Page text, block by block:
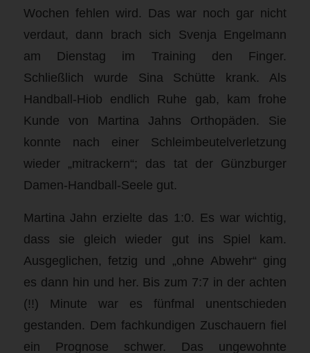
Wochen fehlen wird. Das war noch gar nicht
verdaut, dann brach sich Svenja Engelmann
am Dienstag im Training den Finger.
Schließlich wurde Sina Schütte krank. Als
Handball-Hiob endlich Ruhe gab, kam frohe
Kunde von Martina Jahns Orthopäden. Sie
konnte nach einer Schleimbeutelverletzung
wieder „mitrackern“; das tat der Günzburger
Damen-Handball-Seele gut.
Martina Jahn erzielte das 1:0. Es war wichtig,
dass sie gleich wieder gut ins Spiel kam.
Ausgeglichen, fetzig und „ohne Abwehr“ ging
es dann hin und her. Bis zum 7:7 in der achten
(!!) Minute war es fünfmal unentschieden
gestanden. Dem fachkundigen Zuschauern fiel
ein Prognose schwer. Das ungewohnte